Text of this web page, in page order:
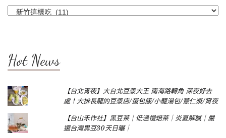
Categories
Hot News
【台北宵夜】大台北豆漿大王 南海路轉角 深夜好去
處！大排長龍的豆漿店/蛋包飯/小籠湯包/薏仁漿/宵夜
【台山禾作社】黑豆茶｜低溫慢焙茶｜炎夏解膩｜嚴
選台灣黑豆30天日曬｜